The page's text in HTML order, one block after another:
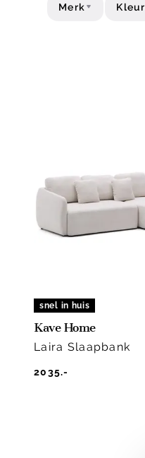
Merk Kleur
snel in huis
Kave Home
Laira Slaapbank
2035.-